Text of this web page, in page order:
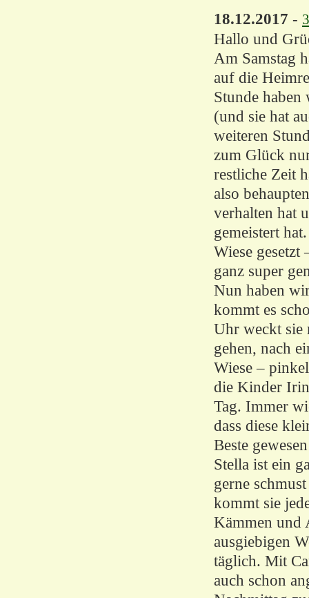
18.12.2017 -
Hallo und
Am Samstag
auf die
Stunde
(und sie hat
weiteren
zum Glück
restliche Zeit
also
verhalten hat
gemeistert
Wiese
ganz super
Nun haben
kommt es
Uhr weckt sie
gehen, nach
Wiese –
die Kinder
Tag. Immer
dass diese
Beste
Stella ist ein
gerne
kommt sie
Kämmen und
ausgiebigen
täglich. Mit
auch schon